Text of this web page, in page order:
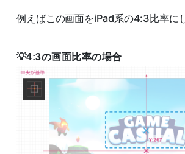
例えばこの画面をiPad系の4:3比率に
4:3の画面比率の場合